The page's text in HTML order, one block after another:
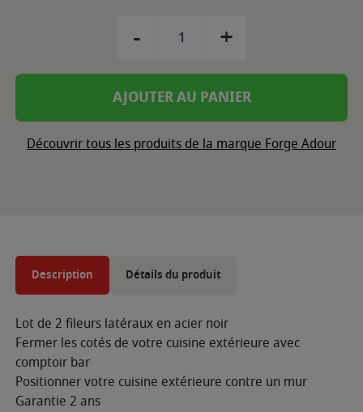
- +
AJOUTER AU PANIER
Découvrir tous les produits de la marque Forge Adour
Description Détails du produit
Lot de 2 fileurs latéraux en acier noir
Fermer les cotés de votre cuisine extérieure avec
comptoir bar
Positionner votre cuisine extérieure contre un mur
Garantie 2 ans